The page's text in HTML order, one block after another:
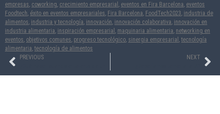
empresas coworking crecimiento empresarial eventos en Fira Barcelona eventos
Foodtech éxito en eventos empresariales Fira Barcelona FoodTech2023 industria de
alimentos industria y tecnología innovación innovación colaborativa innovación en
industria alimentaria inspiración empresarial maquinaria alimentaria networking en
eventos objetivos comunes progreso tecnológico sinergia empresarial
tecnología
alimentaria tecnología de alimentos
PREVIOUS
NEXT